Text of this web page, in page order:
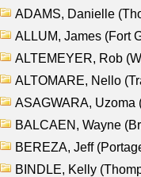
ADAMS, Danielle
ALLUM, James (Fort
ALTEMEYER, Rob
ALTOMARE, Nello
ASAGWARA, Uzoma
BALCAEN, Wayne
BEREZA, Jeff
BINDLE, Kelly